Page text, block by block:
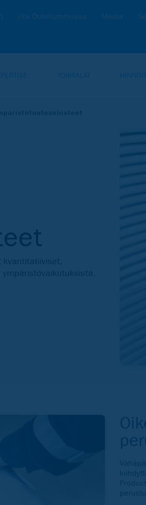
Ura Outokummussa Media
TOIMIALAT
kvantitatiiviset,